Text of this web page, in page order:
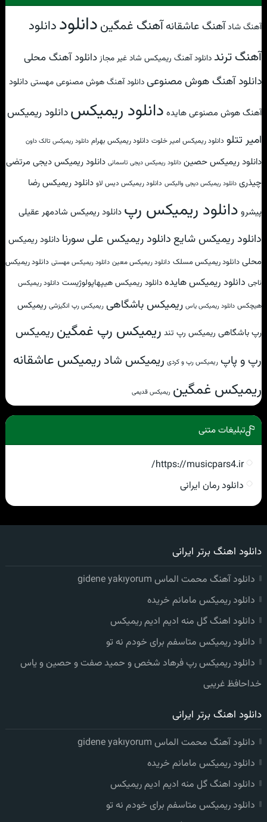
آهنگ شادآهنگ عاشقانهآهنگ غمگیندانلوددانلود
آهنگ ترند دانلود آهنگ ریمیکس شاد غیر مجاز دانلود آهنگ محلی
دانلود آهنگ هوش مصنوعیدانلود آهنگ هوش مصنوعی مهستیدانلود
آهنگ هوش مصنوعی هایده دانلود ریمیکسدانلود ریمیکس
امیر تتلو دانلود ریمیکس امیر خلوت دانلود ریمیکس بهرام دانلود ریمیکس تالک داون
دانلود ریمیکس حصین دانلود ریمیکس دیجی تاسمانی دانلود ریمیکس دیجی مرتضی
چیذری دانلود ریمیکس دیجی والیکس دانلود ریمیکس دیس لاو دانلود ریمیکس رضا
پیشرو دانلود ریمیکس رپ دانلود ریمیکس شادمهر عقیلی
دانلود ریمیکس شایع دانلود ریمیکس علی سورنا دانلود ریمیکس
محلی دانلود ریمیکس مسلک دانلود ریمیکس معین دانلود ریمیکس مهستی دانلود ریمیکس
ناجی دانلود ریمیکس هایدهدانلود ریمیکس هیپهاپولوژیست دانلود ریمیکس
هیچکس دانلود ریمیکس یاس ریمیکس باشگاهی ریمیکس رپ انگیزشی ریمیکس
رپ باشگاهی ریمیکس رپ تند ریمیکس رپ غمگین ریمیکس
رپ و پاپ ریمیکس رپ و کردی ریمیکس شادریمیکس عاشقانه
ریمیکس غمگین ریمیکس قدیمی
تبلیغات متنی
https://musicpars4.ir/
دانلود رمان ایرانی
دانلود اهنگ برتر ایرانی
دانلود آهنگ محمت الماس gidene yakıyorum
دانلود ریمیکس مامانم خریده
دانلود اهنگ گل منه ادیم ادیم ریمیکس
دانلود ریمیکس متاسفم برای خودم نه تو
دانلود ریمیکس رپ فرهاد شخص و حمید صفت و حصین و یاس
خداحافظ غریبی
دانلود اهنگ برتر ایرانی
دانلود آهنگ محمت الماس gidene yakıyorum
دانلود ریمیکس مامانم خریده
دانلود اهنگ گل منه ادیم ادیم ریمیکس
دانلود ریمیکس متاسفم برای خودم نه تو